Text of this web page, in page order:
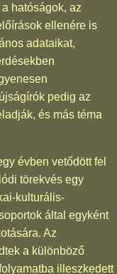
hatóságok, az
ellenére is
adataikat,
pedig az
és más téma
évben vetődött fel
törekvés egy
kulturális-
által egyként
Az
a különböző
illeszkedett